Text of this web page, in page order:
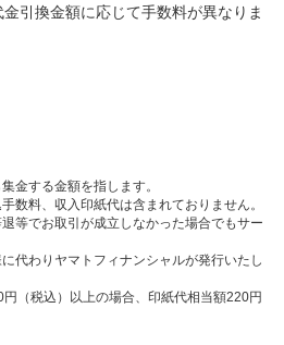
引換金額に応じて手数料が異なりま
金する金額を指します。
数料、収入印紙代は含まれておりません。
等でお取引が成立しなかった場合でもサー
代わりヤマトフィナンシャルが発行いたし
（税込）以上の場合、印紙代相当額220円